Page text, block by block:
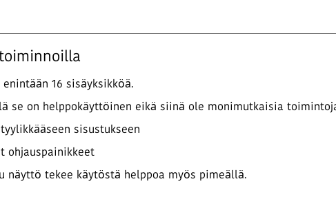
16 sisäyksikköä.
se on helppokäyttöinen eikä siinä ole monimutkaisia
sisustukseen
ohjauspainikkeet
näyttö tekee käytöstä helppoa myös pimeällä.